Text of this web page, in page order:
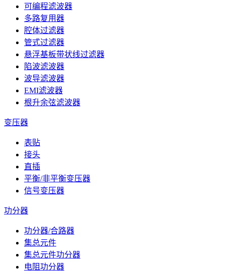
可编程滤波器
多路复用器
腔体过滤器
管式过滤器
悬浮基板带状线过滤器
陷波滤波器
波导滤波器
EMI滤波器
根升余弦滤波器
变压器
表贴
接头
直插
平衡/非平衡变压器
信号变压器
功分器
功分器/合路器
集总元件
集总元件功分器
电阻功分器